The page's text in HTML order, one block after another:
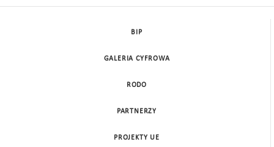
BIP
GALERIA CYFROWA
RODO
PARTNERZY
PROJEKTY UE